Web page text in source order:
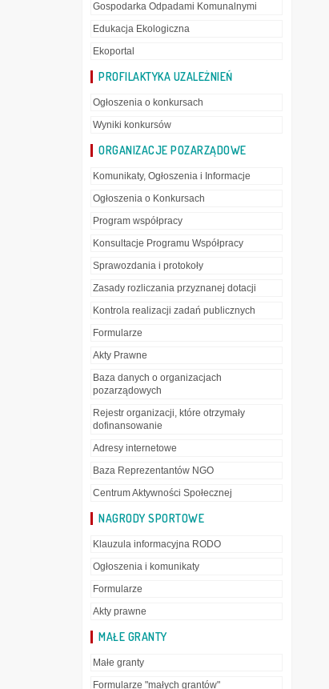
Gospodarka Odpadami Komunalnymi
Edukacja Ekologiczna
Ekoportal
PROFILAKTYKA UZALEŻNIEŃ
Ogłoszenia o konkursach
Wyniki konkursów
ORGANIZACJE POZARZĄDOWE
Komunikaty, Ogłoszenia i Informacje
Ogłoszenia o Konkursach
Program współpracy
Konsultacje Programu Współpracy
Sprawozdania i protokoły
Zasady rozliczania przyznanej dotacji
Kontrola realizacji zadań publicznych
Formularze
Akty Prawne
Baza danych o organizacjach
pozarządowych
Rejestr organizacji, które otrzymały
dofinansowanie
Adresy internetowe
Baza Reprezentantów NGO
Centrum Aktywności Społecznej
NAGRODY SPORTOWE
Klauzula informacyjna RODO
Ogłoszenia i komunikaty
Formularze
Akty prawne
MAŁE GRANTY
Małe granty
Formularze "małych grantów"